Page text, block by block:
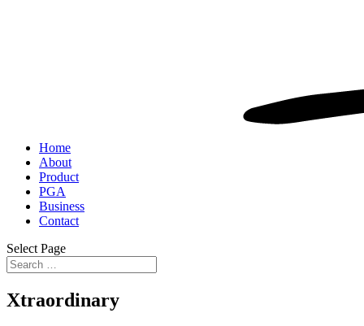
Home
About
Product
PGA
Business
Contact
Select Page
Xtraordinary